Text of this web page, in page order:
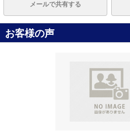
メールで共有する
お客様の声